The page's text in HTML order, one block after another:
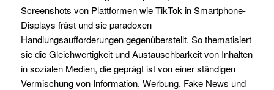
Screenshots von Plattformen wie TikTok in Smartphone-
Displays fräst und sie paradoxen
Handlungsaufforderungen gegenüberstellt. So thematisiert
sie die Gleichwertigkeit und Austauschbarkeit von Inhalten
in sozialen Medien, die geprägt ist von einer ständigen
Vermischung von Information, Werbung, Fake News und